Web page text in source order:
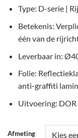
Type: D-serie |
Betekenis:
één van de
Leverbaar in:
Folie:
anti-graffiti
Uitvoering: DOR
Afmeting